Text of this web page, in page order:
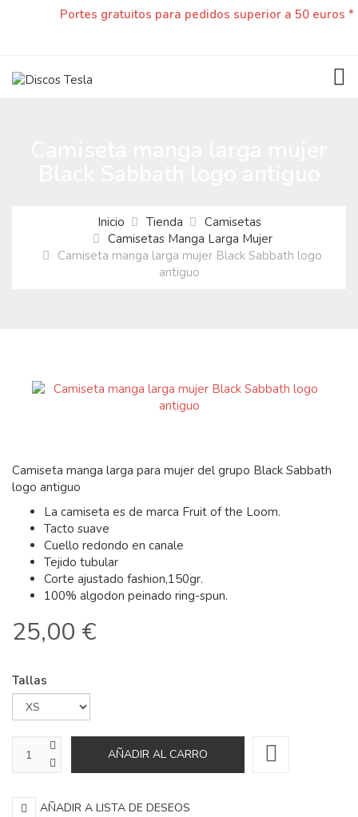
Portes gratuitos para pedidos superior a 50 euros *
Inicio Tienda
Camisetas
Camisetas Manga Larga Mujer
Camiseta manga larga mujer Black Sabbath logo
antiguo
Camiseta manga larga para mujer del grupo Black Sabbath
logo antiguo
La camiseta es de marca Fruit of the Loom.
Tacto suave
Cuello redondo en canale
Tejido tubular
Corte ajustado fashion,150gr.
100% algodon peinado ring-spun.
25,00 €
Tallas
AÑADIR A LISTA DE DESEOS